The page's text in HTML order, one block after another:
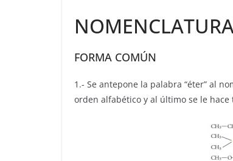
FORMA COMÚN
1.- Se antepone la palabra “éter” al
orden alfabético y al último se le hace